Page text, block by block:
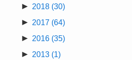
► 2018 (30)
► 2017 (64)
► 2016 (35)
► 2013 (1)